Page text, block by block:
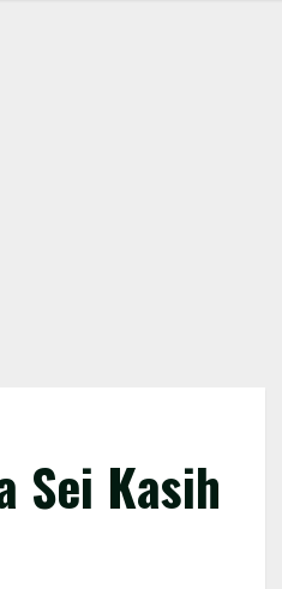
Sei Kasih